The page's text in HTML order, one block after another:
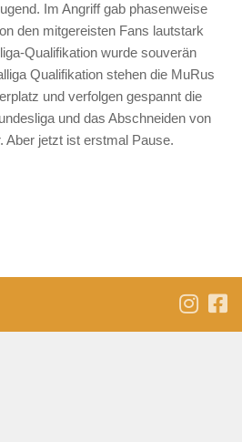
Im Angriff gab phasenweise
den mitgereisten Fans lautstark
Qualifikation wurde souverän
Qualifikation stehen die MuRus
und verfolgen gespannt die
und das Abschneiden von
Aber jetzt ist erstmal Pause.